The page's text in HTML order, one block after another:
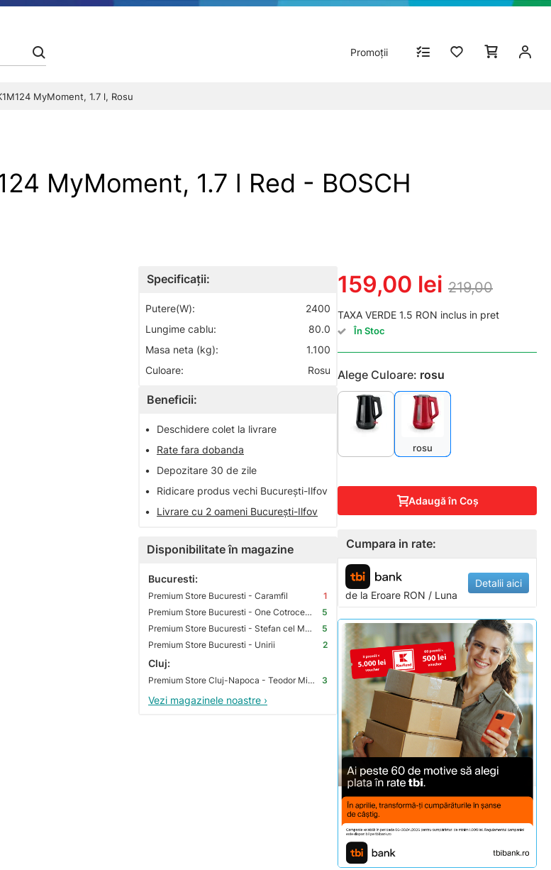
Promoții
MyMoment, 1.7 l, Rosu
MyMoment, 1.7 l Red - BOSCH
Specificații:
Putere(W):
2400
Lungime cablu:
80.0
Masa neta (kg):
1.100
Culoare:
Rosu
Beneficii:
•
Deschidere colet la livrare
•
Rate fara dobanda
•
Depozitare 30 de zile
•
Ridicare produs vechi București-Ilfov
•
Livrare cu 2 oameni București-Ilfov
Disponibilitate în magazine
Bucuresti:
Premium Store Bucuresti - Caramfil
1
Premium Store Bucuresti - One Cotroceni Park
5
Premium Store Bucuresti - Stefan cel Mare
5
Premium Store Bucuresti - Unirii
2
Cluj:
Premium Store Cluj-Napoca - Teodor Mihali 3
Vezi magazinele noastre ›
159,00 lei 219,00
TAXA VERDE 1.5 RON inclus in pret
În Stoc
Alege Culoare: rosu
rosu
Adaugă în Coş
Cumpara in rate:
de la Eroare RON / Luna
Detalii aici